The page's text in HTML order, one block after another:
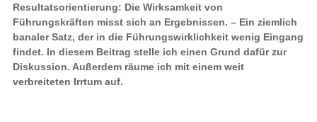
Resultatsorientierung: Die Wirksamkeit von
Führungskräften misst sich an Ergebnissen. – Ein ziemlich
banaler Satz, der in die Führungswirklichkeit wenig Eingang
findet. In diesem Beitrag stelle ich einen Grund dafür zur
Diskussion. Außerdem räume ich mit einem weit
verbreiteten Irrtum auf.